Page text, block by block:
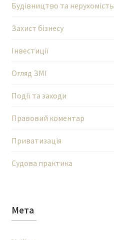
Будівництво та нерухомість
Захист бізнесу
Інвестиції
Огляд ЗМІ
Події та заходи
Правовий коментар
Приватизація
Судова практика
Мета